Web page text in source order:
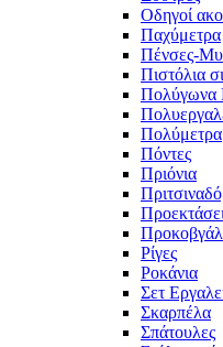
Οδηγοί
Παχύμετρα
Πένσες-
Πιστόλια
Πολύγωνα
Πολύμετρα
Πόντες
Πριόνια
Ρίγες
Ροκάνια
Σετ
Σκαρπέλα
Σπάτουλες